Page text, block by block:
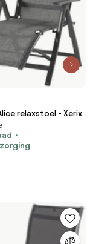
relaxstoel - Xerix